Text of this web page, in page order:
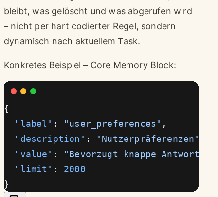
bleibt, was gelöscht und was abgerufen wird
– nicht per hart codierter Regel, sondern
dynamisch nach aktuellem Task.
Konkretes Beispiel – Core Memory Block:
{
  "label"
: "user_preferences" ,
  "description"
: "Nutzerpräferenzen"
  "value"
:
"Bevorzugt knappe
  "limit"
: 2000
}